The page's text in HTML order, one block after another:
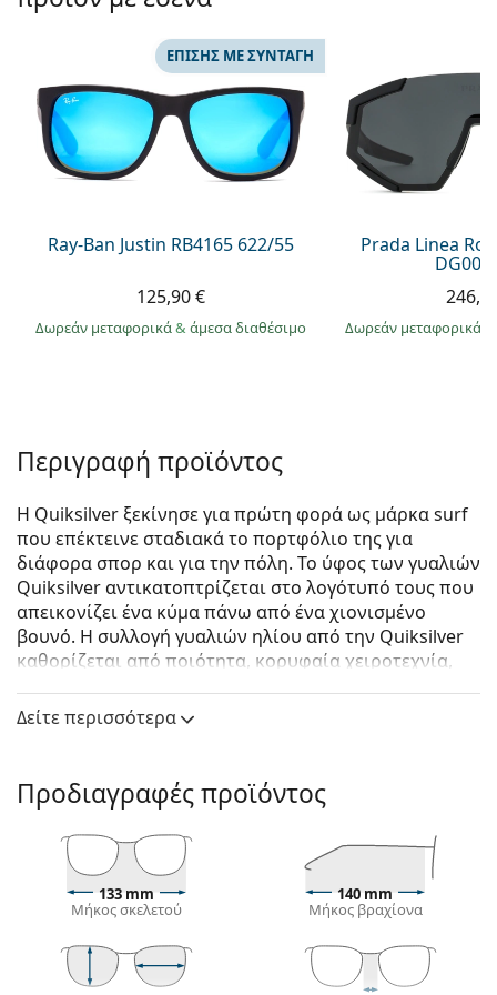
Persol
Όλες οι μάρκες
Ray-Ban Justin RB4165 622/55
ΕΠΊΣΗΣ ΜΕ ΣΥΝΤΑΓΉ
125,90 €
Δωρεάν μεταφορικά& άμεσα διαθέσιμο
Prada Linea
Δωρεάν μεταφορικά
Περιγραφή προϊόντος
Η Quiksilver ξεκίνησε για πρώτη φορά ως μάρκα surf
που επέκτεινε σταδιακά το πορτφόλιο της για
διάφορα σπορ και για την πόλη. Το ύφος των γυαλιών
Quiksilver αντικατοπτρίζεται στο λογότυπό τους που
απεικονίζει ένα κύμα πάνω από ένα χιονισμένο
βουνό. Η συλλογή γυαλιών ηλίου από την Quiksilver
καθορίζεται από ποιότητα, κορυφαία χειροτεχνία,
Quiksilver Bruiser EQYEY03075 XWWR 56
Σκελετός γυαλιών ηλίου
με ένα δροσερό χρώμα του δέρματος και μαύρα,
ανοιχτά καστανά και ανοιχτά ξανθά μαλλιά.
ορθογώνιοι σκελετοί γυαλιών ηλίουείναι
ιδανική επιλογή για όσους έχουν οβάλ ή
στρογγυλό σχήμα προσώπου.
Ο σκελετός των γυαλιών ηλίου είναι
Δείτε περισσότερα
Προδιαγραφές προϊόντος
133 mm
Μήκος σκελετού
140 mm
Μήκος βραχίονα